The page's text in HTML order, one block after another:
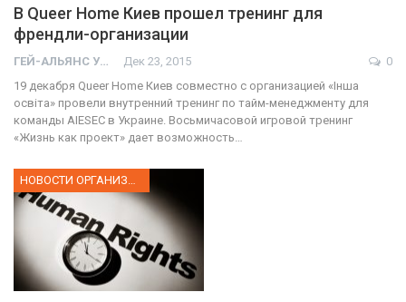
В Queer Home Киев прошел тренинг для
френдли-организации
ГЕЙ-АЛЬЯНС УКРАИНА Дек 23, 2015
0
19 декабря Queer Home Киев совместно с организацией «Інша
освіта» провели внутренний тренинг по тайм-менеджменту для
команды AIESEC в Украине. Восьмичасовой игровой тренинг
«Жизнь как проект» дает возможность…
НОВОСТИ ОРГАНИЗАЦИИ